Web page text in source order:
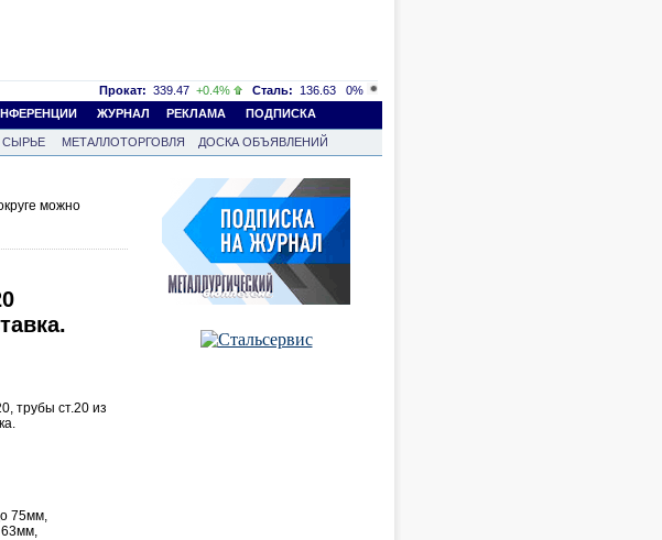
Прокат: 339.47 +0.4% Сталь: 136.63
0%
ЖУРНАЛ РЕКЛАМА ПОДПИСКА
СЫРЬЕ МЕТАЛЛОТОРГОВЛЯ
ДОСКА ОБЪЯВЛЕНИЙ
можно
трубы ст.20 из
75мм,